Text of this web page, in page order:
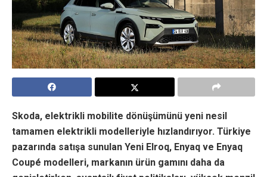
Skoda, elektrikli mobilite dönüşümünü yeni nesil
tamamen elektrikli modelleriyle hızlandırıyor. Türkiye
pazarında satışa sunulan Yeni Elroq, Enyaq ve Enyaq
Coupé modelleri, markanın ürün gamını daha da